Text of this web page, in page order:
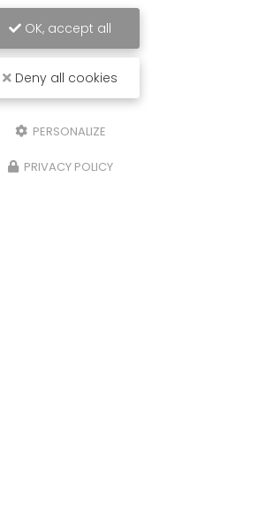
partenaires
OK, accept all
Deny all cookies
PERSONALIZE
PRIVACY POLICY